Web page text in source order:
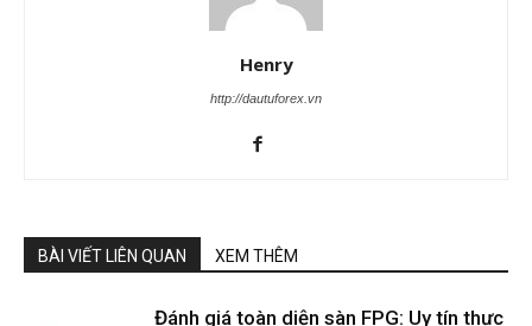
Henry
http://dautuforex.vn
BÀI VIẾT LIÊN QUAN XEM THÊM
Đánh giá toàn diện sàn FPG: Uy tín thực